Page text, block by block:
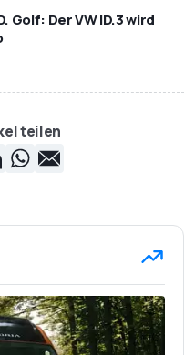
Golf: Der VW ID.3 wird
teilen